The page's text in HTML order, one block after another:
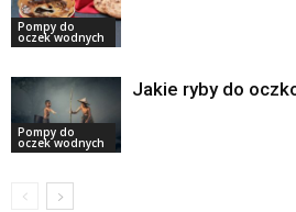
Pompy do
oczek wodnych
Pompy do
oczek wodnych
Jakie ryby do